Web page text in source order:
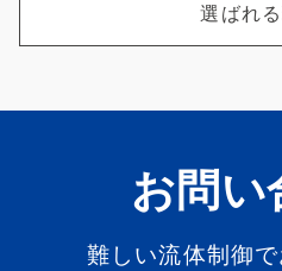
選ばれ
お問い
難しい流体制御で